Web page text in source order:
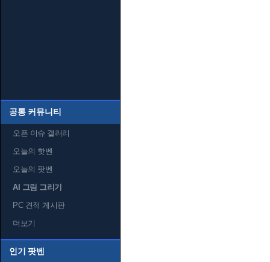
공통 커뮤니티
오픈 이슈 갤러리
오늘의 핫벤
오늘의 팟벤
AI 그림 그리기
PC 견적 게시판
더보기
인기 팟벤